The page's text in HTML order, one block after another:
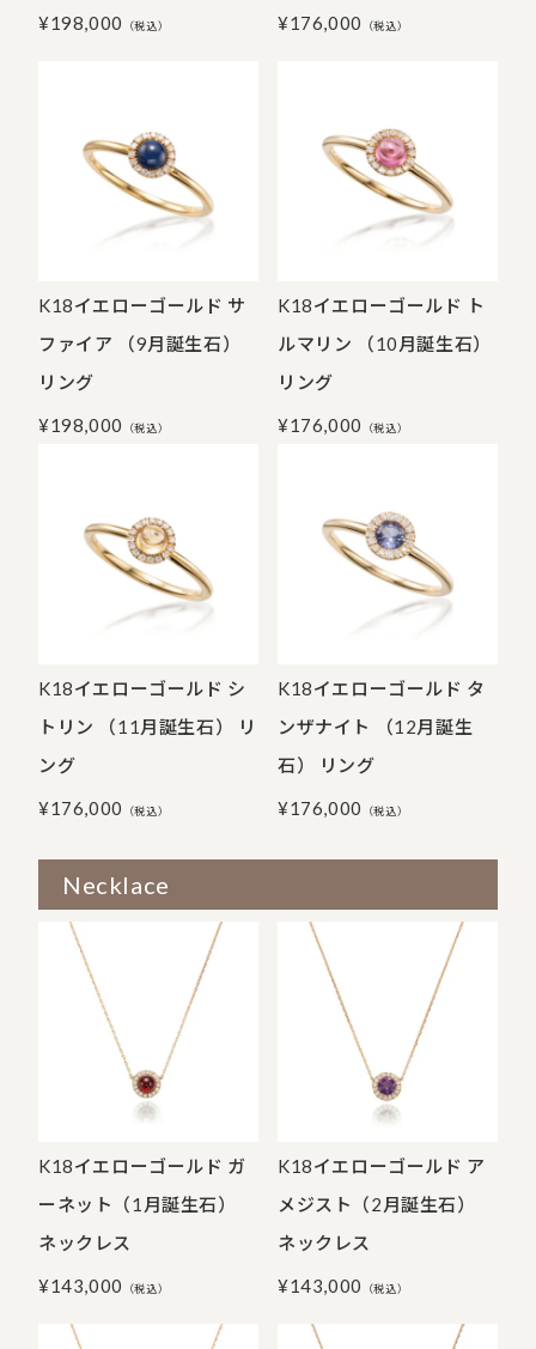
¥198,000 （税込）
¥176,000 （税込）
K18イエローゴールド サ
ファイア （9月誕生石）
リング
¥198,000 （税込）
K18イエローゴールド ト
ルマリン （10月誕生石）
リング
¥176,000 （税込）
K18イエローゴールド シ
トリン （11月誕生石） リ
ング
¥176,000 （税込）
K18イエローゴールド タ
ンザナイト （12月誕生
石） リング
¥176,000 （税込）
Necklace
K18イエローゴールド ガ
ーネット（1月誕生石）
ネックレス
¥143,000 （税込）
K18イエローゴールド ア
メジスト（2月誕生石）
ネックレス
¥143,000 （税込）